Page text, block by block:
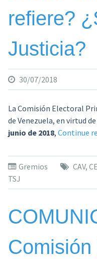
refiere?
Justicia?
30/07/2018
La Comisión Electoral
de Venezuela, en virtud
junio de 2018, Continue
Gremios CAV,
TSJ
Comisión